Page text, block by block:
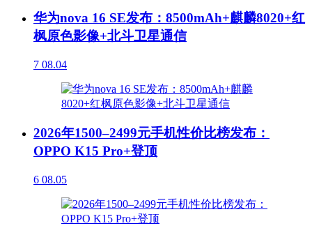
华为nova 16 SE发布：8500mAh+麒麟8020+红
枫原色影像+北斗卫星通信
7 08.04
2026年1500–2499元手机性价比榜发布：
OPPO K15 Pro+登顶
6 08.05